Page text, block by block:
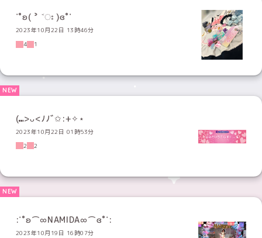
˙˚ʚ( ˃ ˂ഃ )ɞ˚˙
2023年10月22日 13時46分
4
1
(⑉>ᴗ<ﾉﾉﾞ✩:+✧︎⋆
2023年10月22日 01時53分
2
2
:˙˚ʚ⌒∞NAMIDA∞⌒ɞ˚˙:
2023年10月19日 16時07分